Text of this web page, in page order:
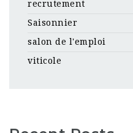
recrutement
Saisonnier
salon de l'emploi
viticole